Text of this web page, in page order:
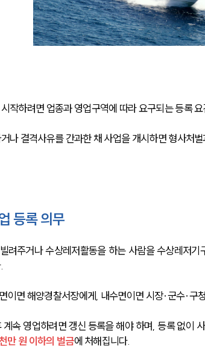
작하려면 업종과 영업구역에 따라 요구되는 등록
나 결격사유를 간과한 채 사업을 개시하면 형사처
등록 의무
려주거나 수상레저활동을 하는 사람을 수상레저
이면 해양경찰서장에게, 내수면이면 시장·군수·구
계속 영업하려면 갱신 등록을 해야 하며, 등록 없이
만 원 이하의 벌금에 처해집니다.